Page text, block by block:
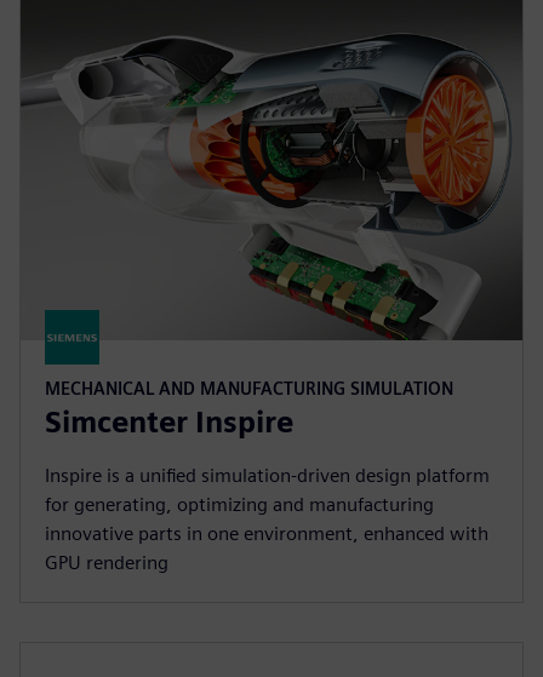
MECHANICAL AND MANUFACTURING SIMULATION
Simcenter Inspire
Inspire is a unified simulation-driven design platform
for generating, optimizing and manufacturing
innovative parts in one environment, enhanced with
GPU rendering